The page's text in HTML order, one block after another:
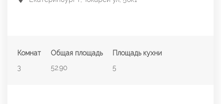
Комнат
3
Общая площадь
52.90
Площадь кухни
5